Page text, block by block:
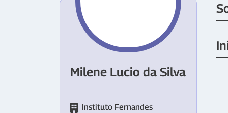
Milene Lucio da Silva
Instituto Fernandes